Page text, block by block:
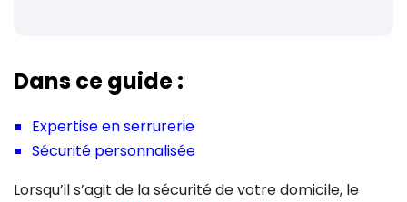
Dans ce guide :
Expertise en serrurerie
Sécurité personnalisée
Lorsqu’il s’agit de la sécurité de votre domicile, le